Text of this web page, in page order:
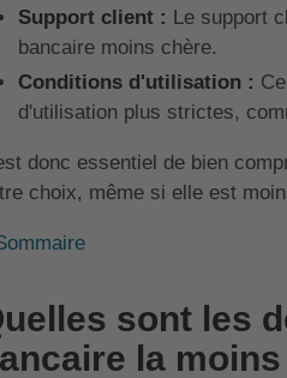
Support client : Le support
bancaire moins chère.
Conditions d'utilisation :
d'utilisation plus strictes,
donc essentiel de bien
choix, même si elle est
sont les
la